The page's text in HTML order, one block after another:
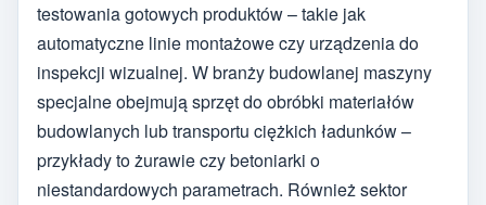
testowania gotowych produktów – takie jak
automatyczne linie montażowe czy urządzenia do
inspekcji wizualnej. W branży budowlanej maszyny
specjalne obejmują sprzęt do obróbki materiałów
budowlanych lub transportu ciężkich ładunków –
przykłady to żurawie czy betoniarki o
niestandardowych parametrach. Również sektor